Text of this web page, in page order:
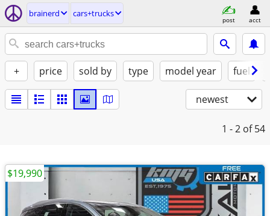
brainerd cars+trucks
post acct
+ price sold by type model year fuel
newest
1 - 2 of 54
$19,990